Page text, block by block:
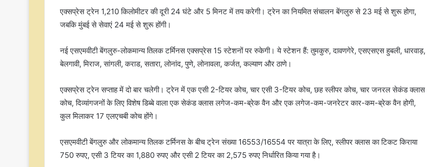
एक्सप्रेस ट्रेन 1,210 किलोमीटर की दूरी 24 घंटे और 5 मिनट में तय करेगी। ट्रेन का नियमित संचालन बेंगलुरु से 23 मई से शुरू होगा,
जबकि मुंबई से सेवाएं 24 मई से शुरू होंगी।
नई एसएमवीटी बेंगलुरु-लोकमान्य तिलक टर्मिनस एक्सप्रेस 15 स्टेशनों पर रुकेगी। ये स्टेशन हैं: तुमकुरु, दावणगेरे, एसएसएस हुबली, धारवाड़,
बेलगावी, मिराज, सांगली, कराड, सतारा, लोनांद, पुणे, लोनावला, कर्जत, कल्याण और ठाणे।
एक्सप्रेस ट्रेन सप्ताह में दो बार चलेगी। ट्रेन में एक एसी 2-टियर कोच, चार एसी 3-टियर कोच, छह स्लीपर कोच, चार जनरल सेकंड क्लास
कोच, दिव्यांगजनों के लिए विशेष डिब्बे वाला एक सेकंड क्लास लगेज-कम-ब्रेक वैन और एक लगेज-कम-जनरेटर कार-कम-ब्रेक वैन होगी,
कुल मिलाकर 17 एलएचबी कोच होंगे।
एसएमवीटी बेंगलुरु और लोकमान्य तिलक टर्मिनस के बीच ट्रेन संख्या 16553/16554 पर यात्रा के लिए, स्लीपर क्लास का टिकट किराया
750 रुपए, एसी 3 टियर का 1,880 रुपए और एसी 2 टियर का 2,575 रुपए निर्धारित किया गया है।